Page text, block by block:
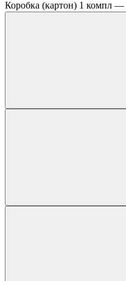
Коробка (картон) 1 компл —